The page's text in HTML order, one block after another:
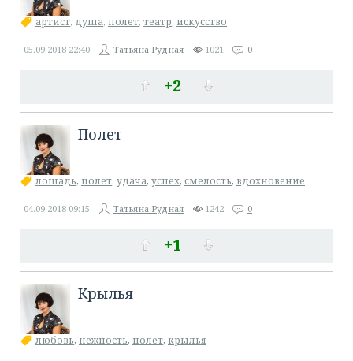
артист, душа, полет, театр, искусство
+2
05.09.2018 22:40 Татьяна Рудная 1021 0
Полет
лошадь, полет, удача, успех, смелость, вдохновение
+1
04.09.2018 09:15 Татьяна Рудная 1242 0
Крылья
любовь, нежность, полет, крылья